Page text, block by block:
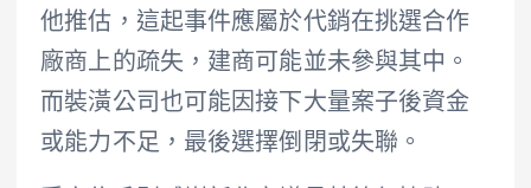
他推估，這起事件應屬於代銷在挑選合作
廠商上的疏失，建商可能並未參與其中。
而裝潢公司也可能因接下大量案子後資金
或能力不足，最後選擇倒閉或失聯。